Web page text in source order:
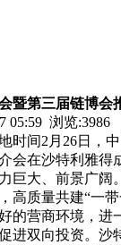
暨第三届链博会
05:59 浏览:3986
时间2月26日，
会在沙特利雅得
巨大、前景广阔
高质量共建“一
的营商环境，进
进双向投资。沙